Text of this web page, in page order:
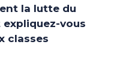
la lutte du
expliquez-vous
classes